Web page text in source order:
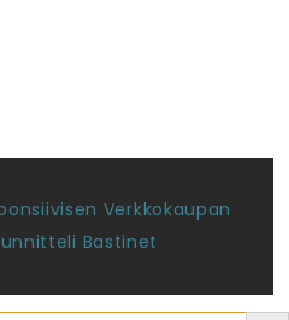
Verkkokaupan
Bastinet
Search